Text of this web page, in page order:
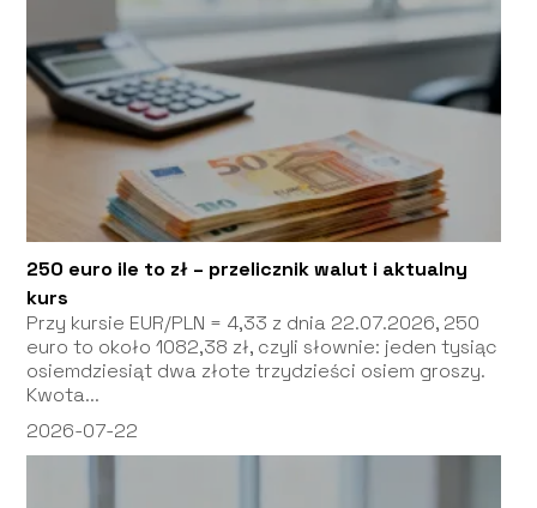
250 euro ile to zł – przelicznik walut i aktualny
kurs
Przy kursie EUR/PLN = 4,33 z dnia 22.07.2026, 250
euro to około 1082,38 zł, czyli słownie: jeden tysiąc
osiemdziesiąt dwa złote trzydzieści osiem groszy.
Kwota...
2026-07-22